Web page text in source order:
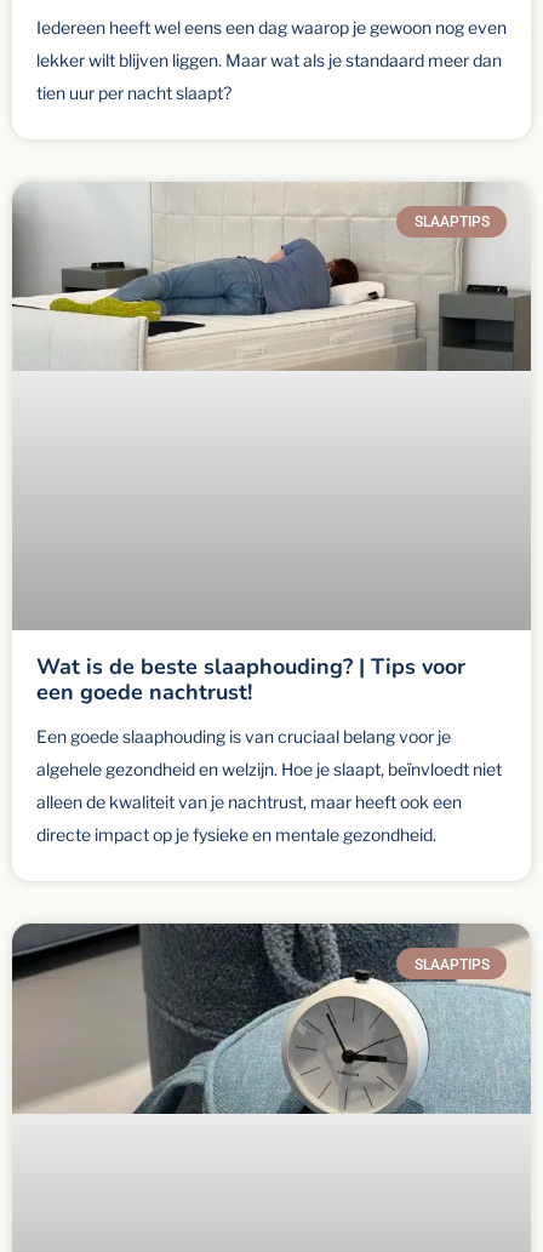
Iedereen heeft wel eens een dag waarop je gewoon nog even
lekker wilt blijven liggen. Maar wat als je standaard meer dan
tien uur per nacht slaapt?
SLAAPTIPS
Wat is de beste slaaphouding? | Tips voor
een goede nachtrust!
Een goede slaaphouding is van cruciaal belang voor je
algehele gezondheid en welzijn. Hoe je slaapt, beïnvloedt niet
alleen de kwaliteit van je nachtrust, maar heeft ook een
directe impact op je fysieke en mentale gezondheid.
SLAAPTIPS